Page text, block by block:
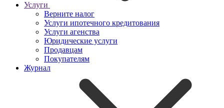
Услуги
Верните налог
Услуги ипотечного кредитования
Услуги агенства
Юридические услуги
Продавцам
Покупателям
Журнал